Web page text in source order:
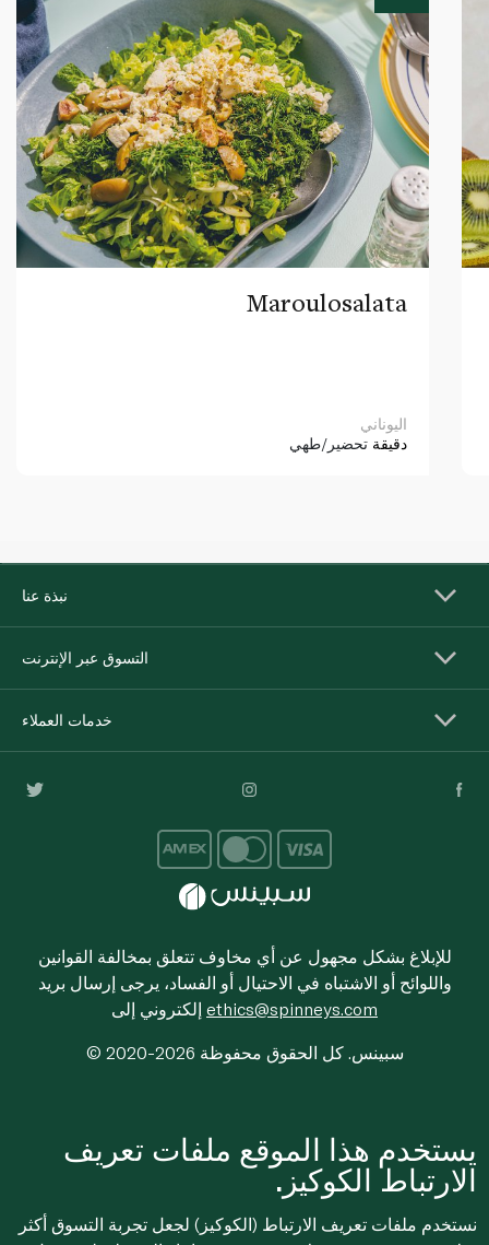
Maroulosalata
اليوناني
دقيقة تحضير/طهي
نبذة عنا
التسوق عبر الإنترنت
خدمات العملاء
للإبلاغ بشكل مجهول عن أي مخاوف تتعلق بمخالفة القوانين
واللوائح أو الاشتباه في الاحتيال أو الفساد، يرجى إرسال بريد
ethics@spinneys.com
© 2020-2026 سبينس. كل الحقوق محفوظة
يستخدم هذا الموقع ملفات تعريف
الارتباط الكوكيز.
نستخدم ملفات تعريف الارتباط (الكوكيز) لجعل تجربة التسوق أكثر